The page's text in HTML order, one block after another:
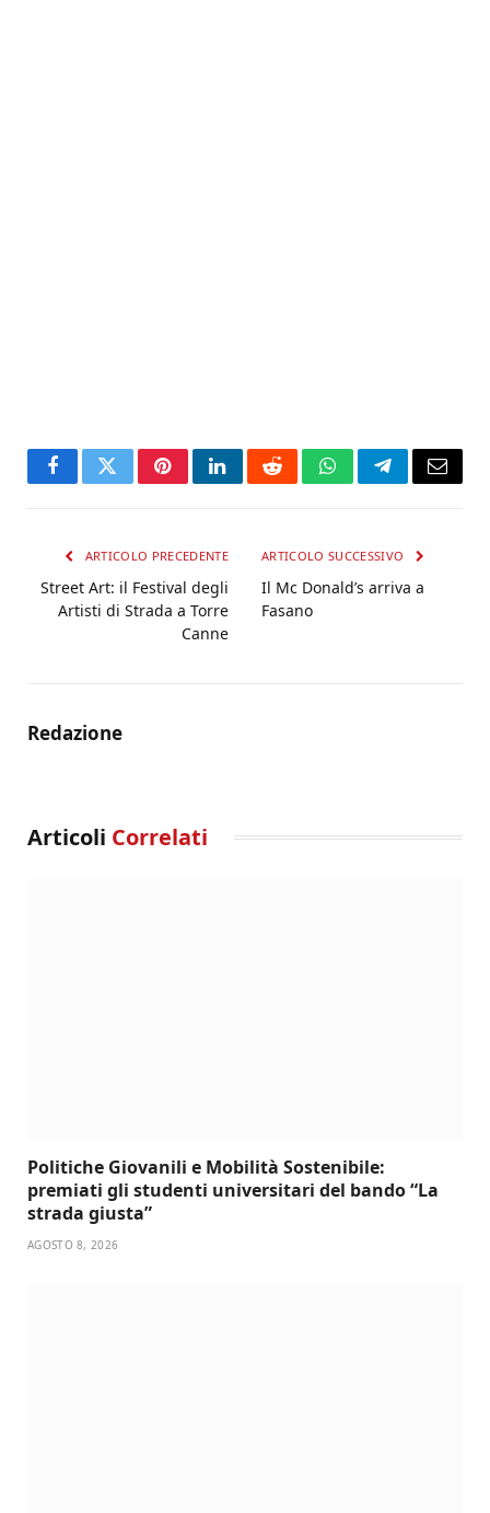
FacebookTwitterPinterestLinkedInRedditWhatsAppTelegramEmail
ARTICOLO PRECEDENTE
Street Art: il Festival degli
Artisti di Strada a Torre
Canne
ARTICOLO SUCCESSIVO
Il Mc Donald’s arriva a
Fasano
Redazione
Articoli Correlati
Politiche Giovanili e Mobilità Sostenibile:
premiati gli studenti universitari del bando “La
strada giusta”
AGOSTO 8, 2026